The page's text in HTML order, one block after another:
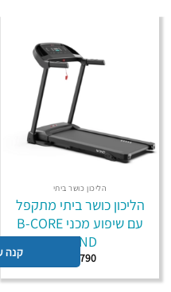
הליכון כושר ביתי
הליכון כושר ביתי מתקפל
עם שיפוע מכני B-CORE
WIND
2,790 קנה